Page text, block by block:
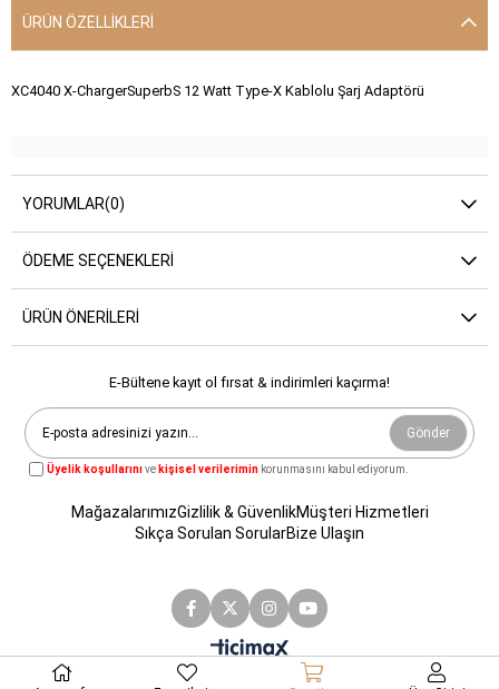
ÜRÜN ÖZELLIKLERI
XC4040 X-ChargerSuperbS 12 Watt Type-X Kablolu Şarj Adaptörü
YORUMLAR(0)
ÖDEME SEÇENEKLERI
ÜRÜN ÖNERILERI
E-Bültene kayıt ol fırsat & indirimleri kaçırma!
Gönder
Üyelik koşullarınıve kişisel verilerimin korunmasını kabul ediyorum.
MağazalarımızGizlilik & GüvenlikMüşteri Hizmetleri
Sıkça Sorulan SorularBize Ulaşın